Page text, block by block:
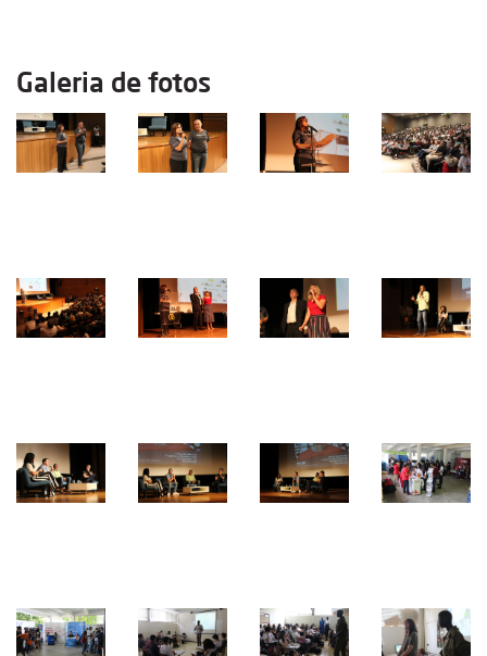
Galeria de fotos